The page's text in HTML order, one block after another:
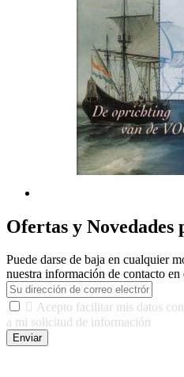
Ofertas y Novedades
Puede darse de baja en cualquier
nuestra información de contacto en
 Acepto facilitar mis datos
a mi solicitud de información
Enviar